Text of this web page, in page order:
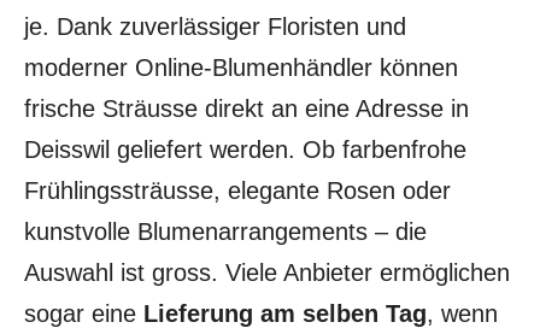
je. Dank zuverlässiger Floristen und
moderner Online-Blumenhändler können
frische Sträusse direkt an eine Adresse in
Deisswil geliefert werden. Ob farbenfrohe
Frühlingssträusse, elegante Rosen oder
kunstvolle Blumenarrangements – die
Auswahl ist gross. Viele Anbieter ermöglichen
sogar eine Lieferung am selben Tag, wenn